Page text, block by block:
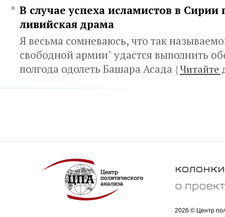
В случае успеха исламистов в Сирии
ливийская драма
Я весьма сомневаюсь, что так
свободной армии" удастся выполнить
полгода одолеть Башара Асада {Читайте
колонки
о
2026 © Центр